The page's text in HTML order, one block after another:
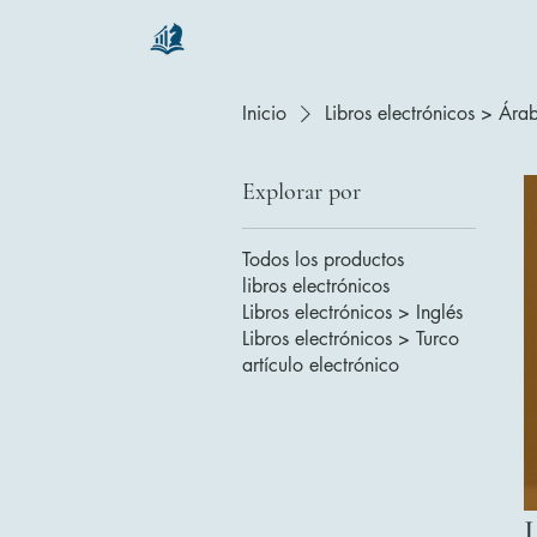
Inicio Libros electrónicos >
Explorar por
Todos los productos
libros electrónicos
Libros electrónicos > Inglés
Libros electrónicos > Turco
artículo electrónico